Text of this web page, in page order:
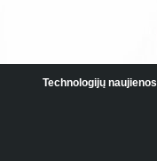
Technologijų